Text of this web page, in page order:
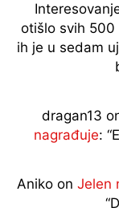
otišlo svih 500
ih je u sedam
dragan13
nagrađuje: “
Aniko on Jelen
“